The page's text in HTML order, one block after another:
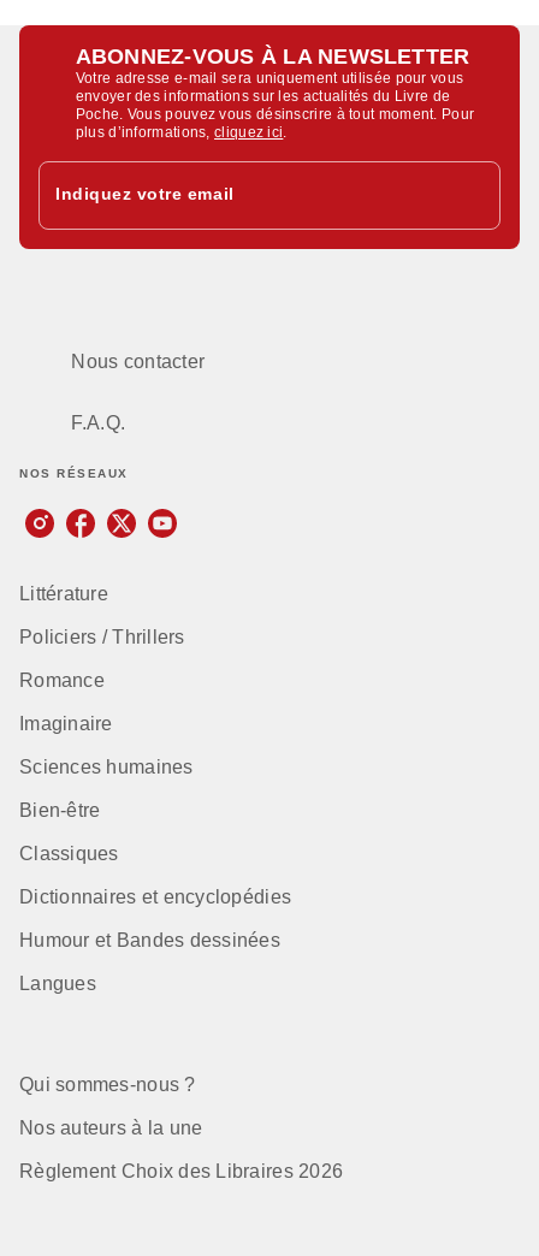
ABONNEZ-VOUS À LA NEWSLETTER
Votre adresse e-mail sera uniquement utilisée pour vous
envoyer des informations sur les actualités du Livre de
Poche. Vous pouvez vous désinscrire à tout moment. Pour
plus d’informations,cliquez ici.
Indiquez votre email
Nous contacter
F.A.Q.
NOS RÉSEAUX
Littérature
Policiers / Thrillers
Romance
Imaginaire
Sciences humaines
Bien-être
Classiques
Dictionnaires et encyclopédies
Humour et Bandes dessinées
Langues
Qui sommes-nous ?
Nos auteurs à la une
Règlement Choix des Libraires 2026